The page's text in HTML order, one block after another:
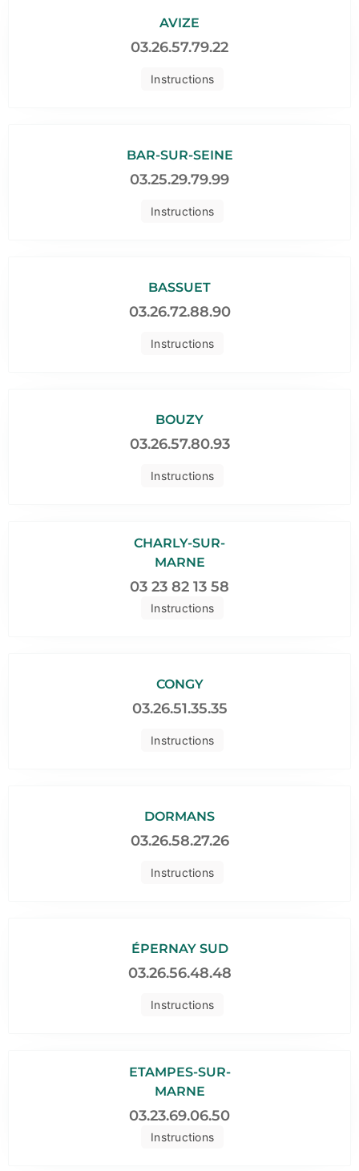
Instructions
AVIZE
03.26.57.79.22
Instructions
BAR-SUR-SEINE
03.25.29.79.99
Instructions
BASSUET
03.26.72.88.90
Instructions
BOUZY
03.26.57.80.93
Instructions
CHARLY-SUR-
MARNE
03 23 82 13 58
Instructions
CONGY
03.26.51.35.35
Instructions
DORMANS
03.26.58.27.26
Instructions
ÉPERNAY SUD
03.26.56.48.48
Instructions
ETAMPES-SUR-
MARNE
03.23.69.06.50